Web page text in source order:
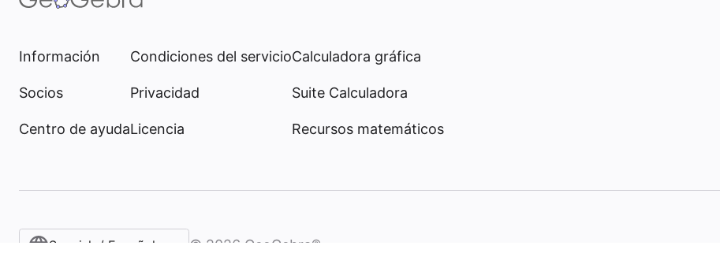
Información
Socios
Centro de ayuda
Condiciones del servicio
Privacidad
Licencia
Calculadora gráfica
Suite Calculadora
Recursos matemáticos
Spanish / Español (internacional)
© 2026 GeoGebra®